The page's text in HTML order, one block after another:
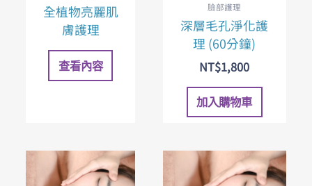
全植物亮麗肌
膚護理
查看內容
臉部護理
深層毛孔淨化護
理 (60分鐘)
NT$1,800
加入購物車